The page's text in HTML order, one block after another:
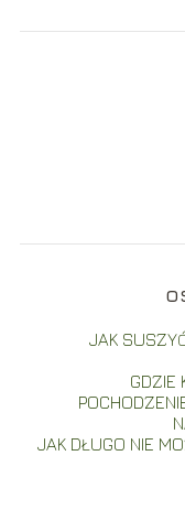
JAK
GDZIE
JAK DŁUGO NIE